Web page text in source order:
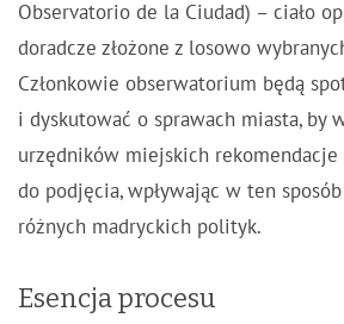
Observatorio de la Ciudad) – ciało
doradcze złożone z losowo
Członkowie obserwatorium będą
i dyskutować o sprawach miasta, by
urzędników miejskich rekomendacje
do podjęcia, wpływając w ten
różnych madryckich polityk.
Esencja procesu